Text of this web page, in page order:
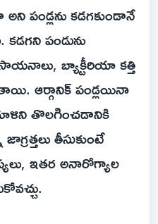
పండ్లను కడగకుండానే
పండును
బ్యాక్టీరియా కత్తి
ఆర్గానిక్ పండ్లయినా
తొలగించడానికి
తీసుకుంటే
ఇతర అనారోగ్యాల